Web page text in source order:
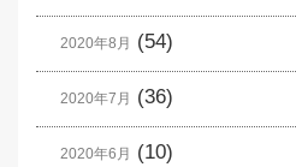
2020年8月 (54)
2020年7月 (36)
2020年6月 (10)